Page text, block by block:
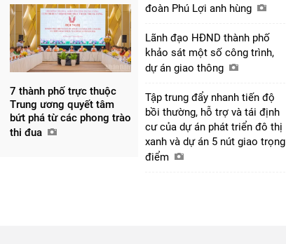
7 thành phố trực thuộc
Trung ương quyết tâm
bứt phá từ các phong trào
thi đua
đoàn Phú Lợi anh hùng
Lãnh đạo HĐND thành phố
khảo sát một số công trình,
dự án giao thông
Tập trung đẩy nhanh tiến độ
bồi thường, hỗ trợ và tái định
cư của dự án phát triển đô thị
xanh và dự án 5 nút giao trọng
điểm